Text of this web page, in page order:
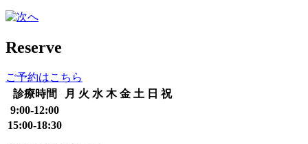
Reserve
ご予約はこちら
診療時間
月 火 水 木 金 土 日 祝
9:00-12:00
15:00-18:30